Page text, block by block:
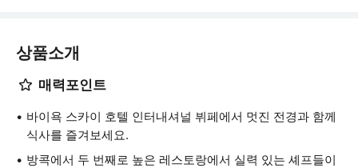
상품소개
매력포인트
바이욕 스카이 호텔 인터내셔널 뷔페에서 멋진 전경과 함께
식사를 즐겨보세요.
방콕에서 두 번째로 높은 레스토랑에서 실력 있는 셰프들이